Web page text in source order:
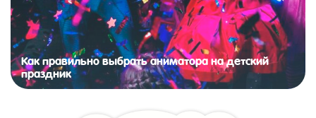
Как правильно выбрать аниматора на детский
праздник